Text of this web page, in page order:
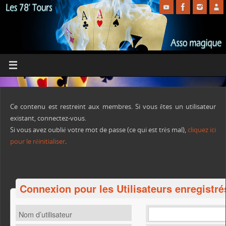
Ce contenu est restreint aux membres. Si vous êtes un utilisateur
existant, connectez-vous.
Si vous avez oublié votre mot de passe (ce qui est très mal),cliquez ici
pour le réinitialiser.
Connexion pour les Utilisateurs
Nom d’utilisateur